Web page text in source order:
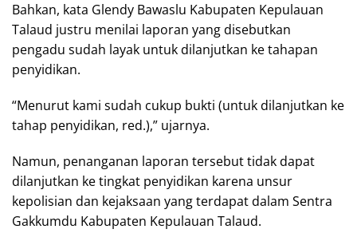
Bahkan, kata Glendy Bawaslu Kabupaten Kepulauan
Talaud justru menilai laporan yang disebutkan
pengadu sudah layak untuk dilanjutkan ke tahapan
penyidikan.
“Menurut kami sudah cukup bukti (untuk dilanjutkan ke
tahap penyidikan, red.),” ujarnya.
Namun, penanganan laporan tersebut tidak dapat
dilanjutkan ke tingkat penyidikan karena unsur
kepolisian dan kejaksaan yang terdapat dalam Sentra
Gakkumdu Kabupaten Kepulauan Talaud.